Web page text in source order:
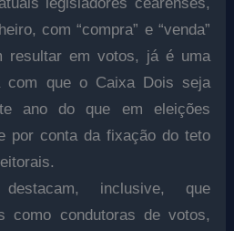
com “compra” e “venda”
resultar em votos, já é uma
com que o Caixa Dois seja
ano do que em eleições
por conta da fixação do teto
inclusive, que
como condutoras de votos,